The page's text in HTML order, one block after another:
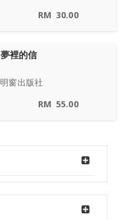
RM 30.00
夢裡的信
明窗出版社
RM 55.00